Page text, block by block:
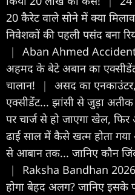
20 कैरेट वाले सोने में क्या
निवेशकों की पहली पसंद बना
|
Aban Ahmed
अहमद के बेटे अबान का
चालान!
|
असद का
एक्सीडेंट... झांसी से जुड़ा
पर चार्ज से हो जाएगा खेल,
ढाई साल में कैसे खत्म होता
से आबान तक... जानिए कौन
|
Raksha Bandhan
होगा बेहद अलग? जानिए इसके